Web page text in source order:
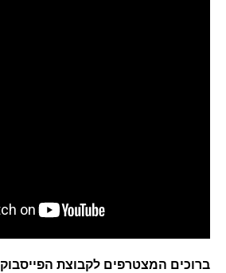
ברוכים המצטרפים לקבוצת הפייסבוק